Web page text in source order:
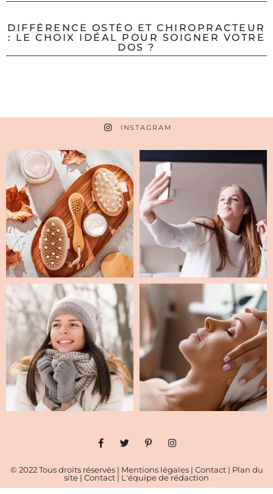
DIFFÉRENCE OSTÉO ET CHIROPRACTEUR
: LE CHOIX IDÉAL POUR SOIGNER VOTRE
DOS ?
INSTAGRAM
© 2022 Tous droits réservés | Mentions légales| Contact| Plan du
site | Contact | L'équipe de rédaction